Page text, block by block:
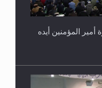
المؤمنين أيده